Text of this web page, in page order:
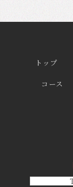
トップ
コース